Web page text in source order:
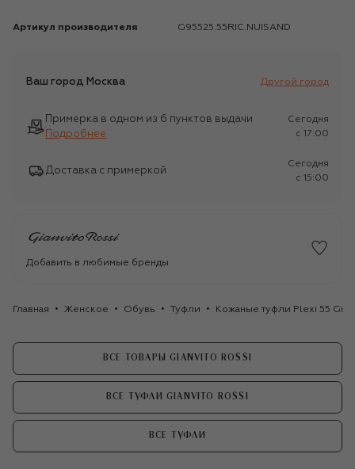
Артикул производителя G95525.55RIC.NUISAND
Ваш город Москва Другой город
Примерка в одном из 6 пунктов выдачи
Подробнее
Сегодня
c 17:00
Доставка с примеркой
Сегодня
c 15:00
Добавить в любимые бренды
Главная Женское Обувь Туфли Кожаные туфли Plexi 55
ВСЕ ТОВАРЫ GIANVITO ROSSI
ВСЕ ТУФЛИ GIANVITO ROSSI
ВСЕ ТУФЛИ